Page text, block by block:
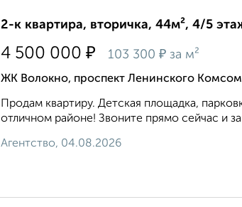
2-к квартира, вторичка, 44м², 4/5
4 500 000 ₽ 103 300 ₽ за м²
ЖК Волокно, проспект Ленинского
Продам квартиру. Детская площадка,
отличном районе! Звоните прямо сейчас и
Агентство, 04.08.2026